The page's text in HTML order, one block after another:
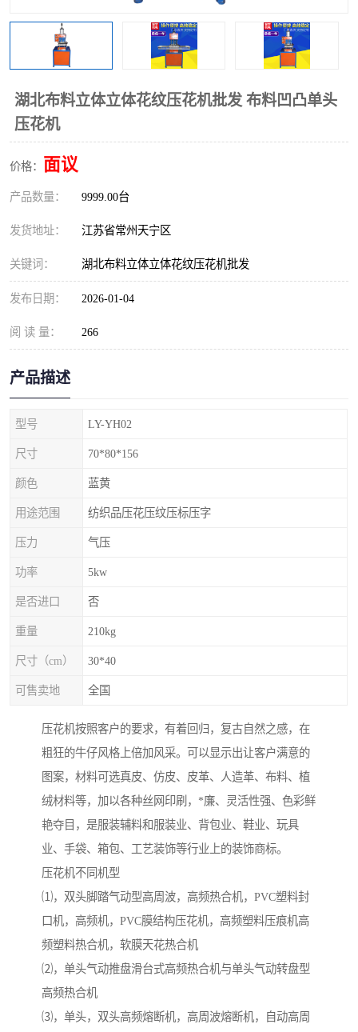
湖北布料立体立体花纹压花机批发 布料凹凸单头
压花机
价格： 面议
产品数量： 9999.00台
发货地址： 江苏省常州天宁区
关键词： 湖北布料立体立体花纹压花机批发
发布日期： 2026-01-04
阅 读 量： 266
产品描述
型号 LY-YH02
尺寸 70*80*156
颜色 蓝黄
用途范围 纺织品压花压纹压标压字
压力 气压
功率 5kw
是否进口 否
重量 210kg
尺寸（cm） 30*40
可售卖地 全国
压花机按照客户的要求，有着回归，复古自然之感，在
粗狂的牛仔风格上倍加风采。可以显示出让客户满意的
图案，材料可选真皮、仿皮、皮革、人造革、布料、植
绒材料等，加以各种丝网印刷，*廉、灵活性强、色彩鲜
艳夺目，是服装辅料和服装业、背包业、鞋业、玩具
业、手袋、箱包、工艺装饰等行业上的装饰商标。
压花机不同机型
⑴，双头脚踏气动型高周波，高频热合机，PVC塑料封
口机，高频机，PVC膜结构压花机，高频塑料压痕机高
频塑料热合机，软膜天花热合机
⑵，单头气动推盘滑台式高频热合机与单头气动转盘型
高频热合机
⑶，单头，双头高频熔断机，高周波熔断机，自动高周